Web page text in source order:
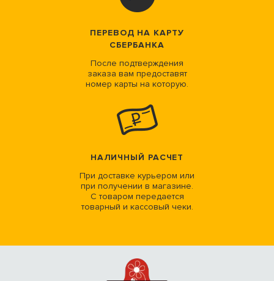
ПЕРЕВОД НА КАРТУ
СБЕРБАНКА
После подтверждения
заказа вам предоставят
номер карты на которую.
НАЛИЧНЫЙ РАСЧЕТ
При доставке курьером или
при получении в магазине.
С товаром передается
товарный и кассовый чеки.